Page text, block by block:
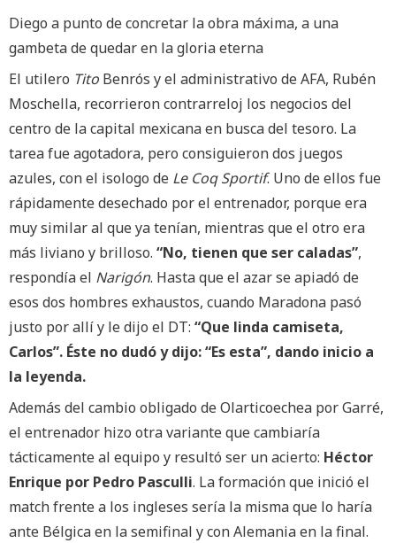
Diego a punto de concretar la obra máxima, a una
gambeta de quedar en la gloria eterna
El utilero Tito Benrós y el administrativo de AFA, Rubén
Moschella, recorrieron contrarreloj los negocios del
centro de la capital mexicana en busca del tesoro. La
tarea fue agotadora, pero consiguieron dos juegos
azules, con el isologo de Le Coq Sportif. Uno de ellos fue
rápidamente desechado por el entrenador, porque era
muy similar al que ya tenían, mientras que el otro era
más liviano y brilloso. “No, tienen que ser caladas”,
respondía el Narigón. Hasta que el azar se apiadó de
esos dos hombres exhaustos, cuando Maradona pasó
justo por allí y le dijo el DT: “Que linda camiseta,
Carlos”. Éste no dudó y dijo: “Es esta”, dando inicio a
la leyenda.
Además del cambio obligado de Olarticoechea por Garré,
el entrenador hizo otra variante que cambiaría
tácticamente al equipo y resultó ser un acierto: Héctor
Enrique por Pedro Pasculli. La formación que inició el
match frente a los ingleses sería la misma que lo haría
ante Bélgica en la semifinal y con Alemania en la final.